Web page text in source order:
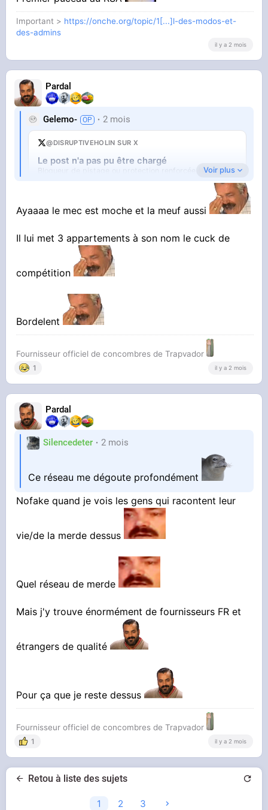
Important > https://onche.org/topic/1[...]l-des-modos-et-
des-admins
il y a 2 mois
Pardal
Gelemo- 2 mois
@DISRUPTIVEHOLIN SUR X
Le post n'a pas pu être chargé
Bloqueur de pistage ou protection renforcée (Firefox).
Ayaaa ce gros pigeon de compet
Voir plus
Ayaaaa le mec est moche et la meuf aussi
Il lui met 3 appartements à son nom le cuck de
compétition
Bordelent
Fournisseur officiel de concombres de Trapvador
1 il y a 2 mois
Pardal
Silencedeter 2 mois
Ce réseau me dégoute profondément
Nofake quand je vois les gens qui racontent leur
vie/de la merde dessus
Quel réseau de merde
Mais j'y trouve énormément de fournisseurs FR et
étrangers de qualité
Pour ça que je reste dessus
Fournisseur officiel de concombres de Trapvador
1 il y a 2 mois
Retou à liste des sujets
1 2 3